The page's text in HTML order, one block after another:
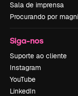
Sala de imprensa
Procurando por
Siga-nos
Suporte ao cliente
Instagram
YouTube
LinkedIn